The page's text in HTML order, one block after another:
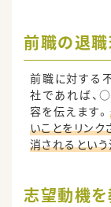
前職の退職
前職に対する
社であれば、
容を伝えます。
いことをリン
消されるとい
志望動機を